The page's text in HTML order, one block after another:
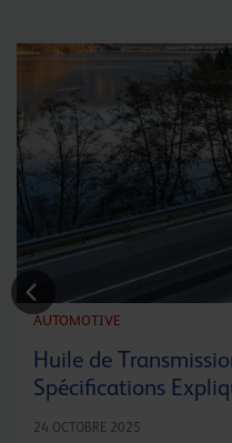
AUTOMOTIVE
Huile de
Spécifications
24 OCTOBRE 2025